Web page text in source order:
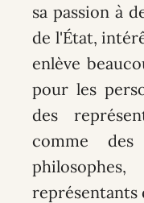
sa passion à
de l'État,
enlève
pour les
des
comme
représentants